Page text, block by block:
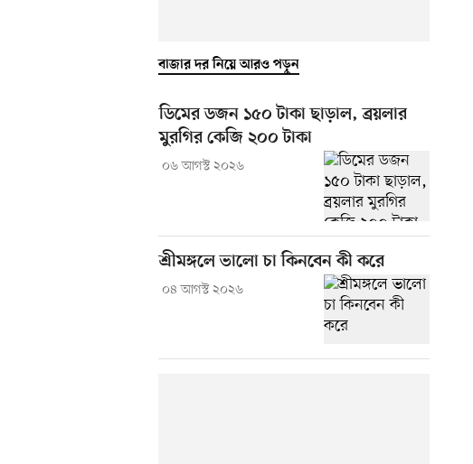
বাজার দর নিয়ে আরও পড়ুন
ডিমের ডজন ১৫০ টাকা ছাড়াল, ব্রয়লার
মুরগির কেজি ২০০ টাকা
০৬ আগস্ট ২০২৬
শ্রীমঙ্গলে ভালো চা কিনবেন কী করে
০৪ আগস্ট ২০২৬